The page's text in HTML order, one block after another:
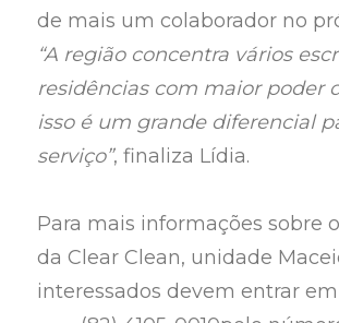
de mais um colaborador no
“A região concentra vários
residências com maior poder
isso é um grande diferencial
serviço”, finaliza Lídia.
Para mais informações sobre
da Clear Clean, unidade
interessados devem entrar